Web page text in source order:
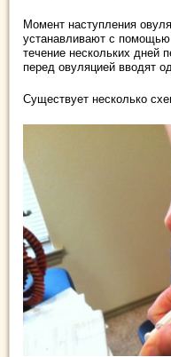
Момент наступления
устанавливают с
течение нескольких дней
перед овуляцией вводят
Существует несколько